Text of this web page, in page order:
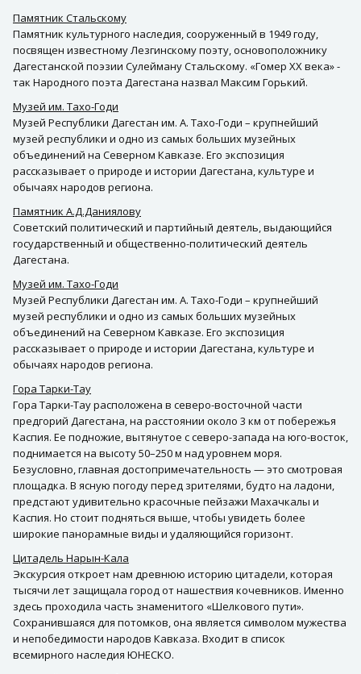
Памятник Стальскому
Памятник культурного наследия, сооруженный в 1949 году,
посвящен известному Лезгинскому поэту, основоположнику
Дагестанской поэзии Сулейману Стальскому. «Гомер ХХ века» -
так Народного поэта Дагестана назвал Максим Горький.
Музей им. Тахо-Годи
Музей Республики Дагестан им. А. Тахо-Годи – крупнейший
музей республики и одно из самых больших музейных
объединений на Северном Кавказе. Его экспозиция
рассказывает о природе и истории Дагестана, культуре и
обычаях народов региона.
Памятник А.Д.Даниялову
Советский политический и партийный деятель, выдающийся
государственный и общественно-политический деятель
Дагестана.
Музей им. Тахо-Годи
Музей Республики Дагестан им. А. Тахо-Годи – крупнейший
музей республики и одно из самых больших музейных
объединений на Северном Кавказе. Его экспозиция
рассказывает о природе и истории Дагестана, культуре и
обычаях народов региона.
Гора Тарки-Тау
Гора Тарки-Тау расположена в северо-восточной части
предгорий Дагестана, на расстоянии около 3 км от побережья
Каспия. Ее подножие, вытянутое с северо-запада на юго-восток,
поднимается на высоту 50–250 м над уровнем моря.
Безусловно, главная достопримечательность — это смотровая
площадка. В ясную погоду перед зрителями, будто на ладони,
предстают удивительно красочные пейзажи Махачкалы и
Каспия. Но стоит подняться выше, чтобы увидеть более
широкие панорамные виды и удаляющийся горизонт.
Цитадель Нарын-Кала
Экскурсия откроет нам древнюю историю цитадели, которая
тысячи лет защищала город от нашествия кочевников. Именно
здесь проходила часть знаменитого «Шелкового пути».
Сохранившаяся для потомков, она является символом мужества
и непобедимости народов Кавказа. Входит в список
всемирного наследия ЮНЕСКО.